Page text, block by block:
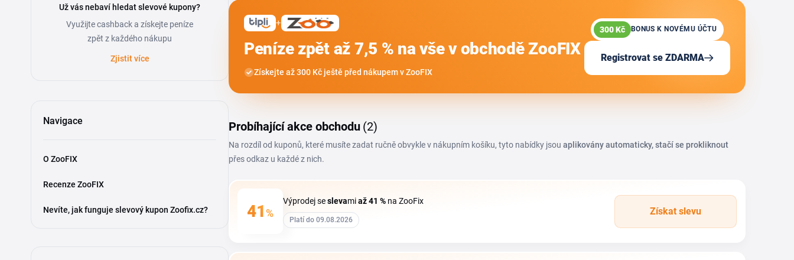
Už vás nebaví hledat slevové kupony?
Využijte cashback a získejte peníze
zpět z každého nákupu
Zjistit více
Navigace
O ZooFIX
Recenze ZooFIX
Nevíte, jak funguje slevový kupon Zoofix.cz?
+
Peníze zpět až 7,5 % na vše v obchodě ZooFIX
Získejte až 300 Kč ještě před nákupem v ZooFIX
300 Kč BONUS K NOVÉMU ÚČTU
Registrovat se ZDARMA
Probíhající akce obchodu (2)
Na rozdíl od kuponů, které musíte zadat ručně obvykle v nákupním košíku, tyto nabídky jsou aplikovány automaticky, stačí se prokliknout
přes odkaz u každé z nich.
41 %
Výprodej seslevamiaž 41 % na ZooFix
Platí do 09.08.2026
Získat slevu